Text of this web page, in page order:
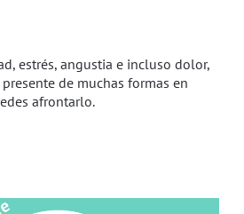
estrés, angustia e incluso dolor,
de muchas formas en
afrontarlo.